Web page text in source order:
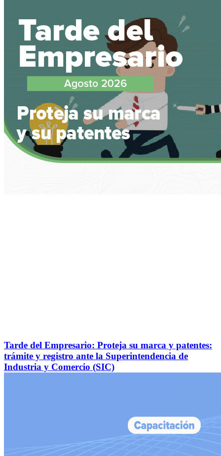
Tarde del Empresario: Proteja su marca y patentes:
trámite y registro ante la Superintendencia de
Industria y Comercio (SIC)